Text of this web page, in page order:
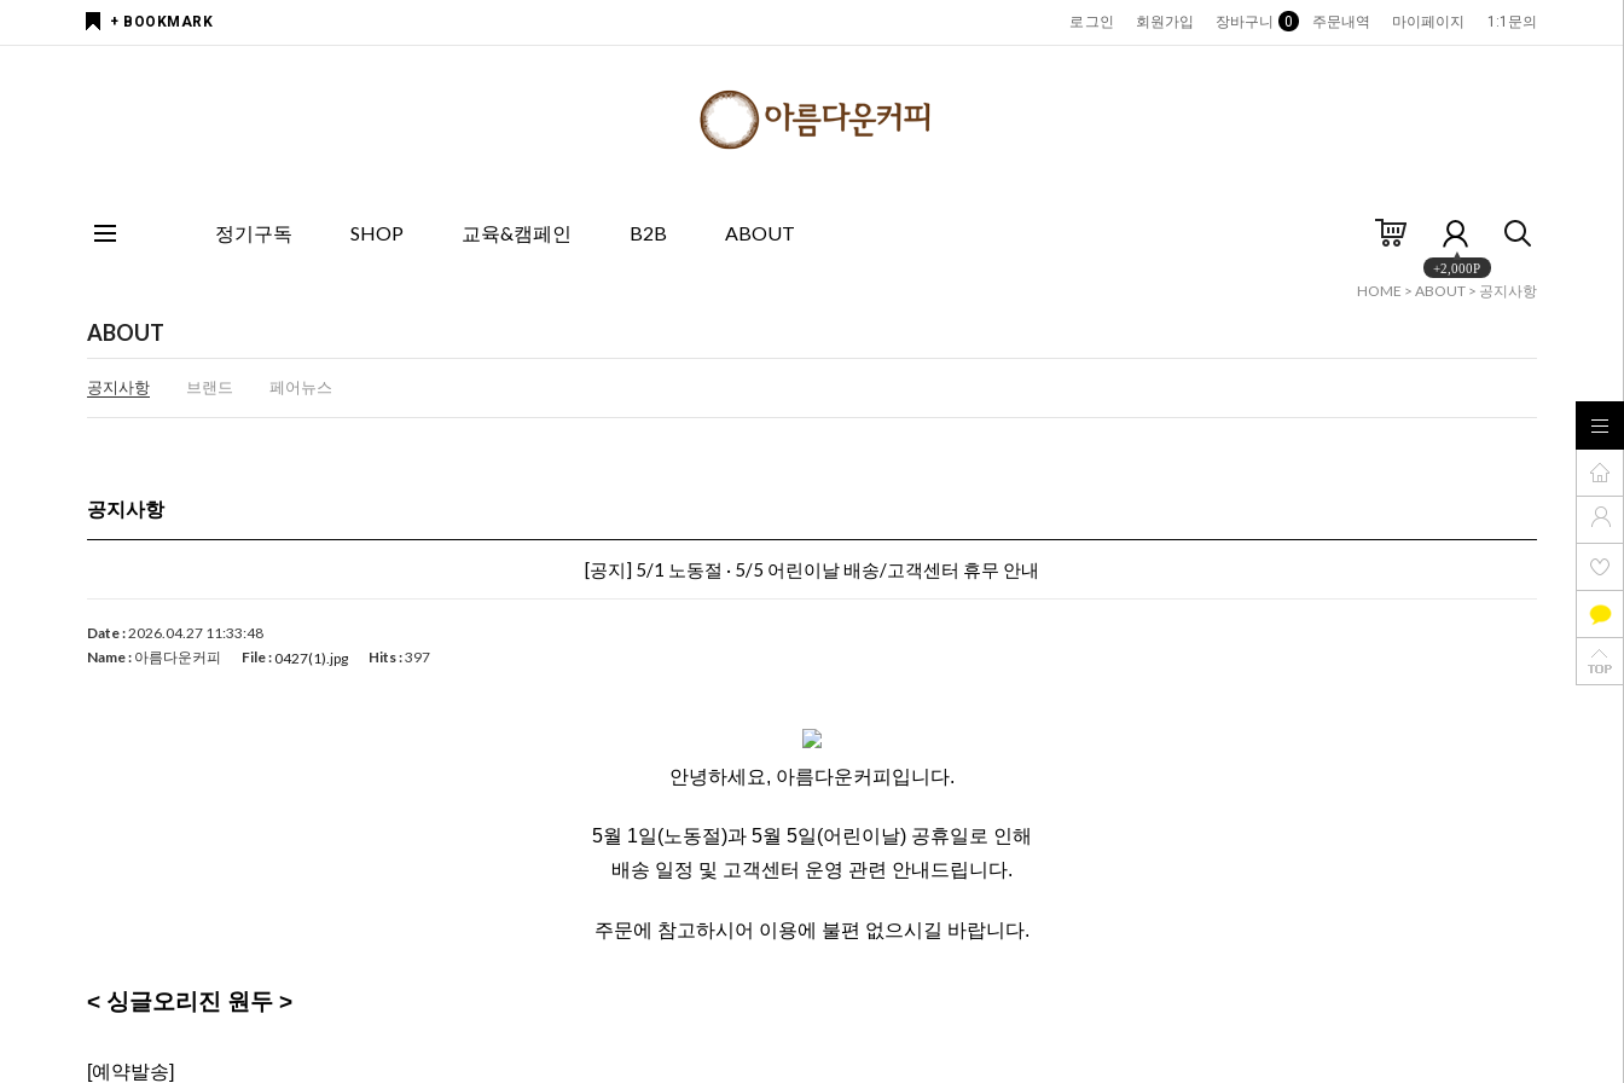
+ BOOKMARK 로그인 회원가입 장바구니 0 주문내역 마이페이지 1:1문의
정기구독 SHOP 교육&캠페인 B2B ABOUT
+2,000P
HOME > ABOUT > 공지사항
ABOUT
공지사항 브랜드 페어뉴스
공지사항
[공지] 5/1 노동절 · 5/5 어린이날 배송/고객센터 휴무 안내
Date :2026.04.27 11:33:48
Name : 아름다운커피 File :0427(1).jpg Hits :397
안녕하세요, 아름다운커피입니다.
5월 1일(노동절)과 5월 5일(어린이날) 공휴일로 인해
배송 일정 및 고객센터 운영 관련 안내드립니다.
주문에 참고하시어 이용에 불편 없으시길 바랍니다.
< 싱글오리진 원두 >
[예약발송]